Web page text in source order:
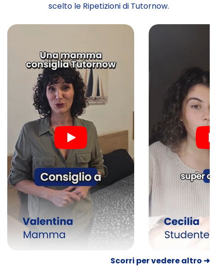
scelto le Ripetizioni di Tutornow.
Scorri per vedere altro ➜